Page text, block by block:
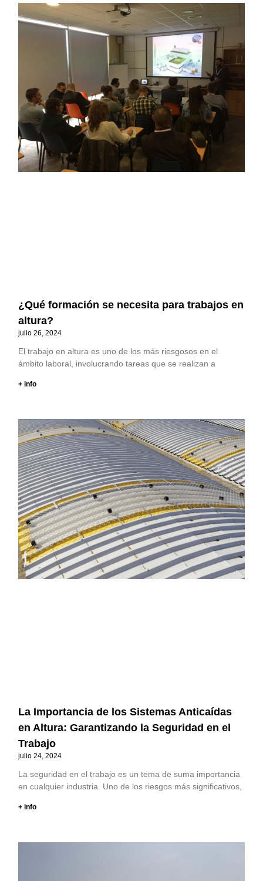
¿Qué formación se necesita para trabajos en
altura?
julio 26, 2024
El trabajo en altura es uno de los más riesgosos en el
ámbito laboral, involucrando tareas que se realizan a
+ info
La Importancia de los Sistemas Anticaídas
en Altura: Garantizando la Seguridad en el
Trabajo
julio 24, 2024
La seguridad en el trabajo es un tema de suma importancia
en cualquier industria. Uno de los riesgos más significativos,
+ info